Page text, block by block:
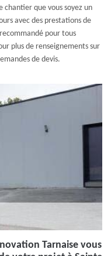
chantier que vous soyez un
avec des prestations de
pour tous
plus de renseignements sur
de devis.
Tarnaise vous